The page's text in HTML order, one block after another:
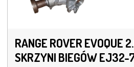
RANGE ROVER EVOQUE
SKRZYNI BIEGÓW